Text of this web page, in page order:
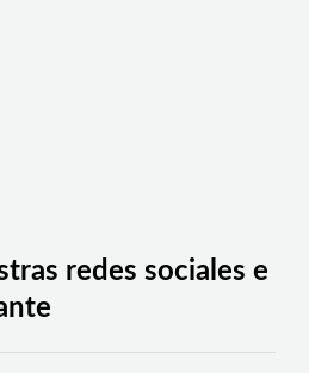
redes sociales e